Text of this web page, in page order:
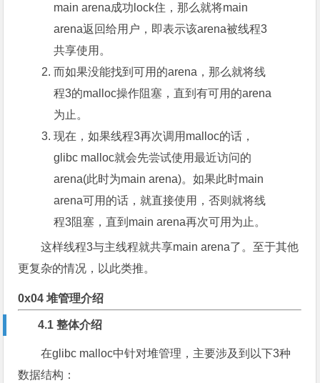
main arena成功lock住，那么就将main
arena返回给用户，即表示该arena被线程3
共享使用。
而如果没能找到可用的arena，那么就将线
程3的malloc操作阻塞，直到有可用的arena
为止。
现在，如果线程3再次调用malloc的话，
glibc malloc就会先尝试使用最近访问的
arena(此时为main arena)。如果此时main
arena可用的话，就直接使用，否则就将线
程3阻塞，直到main arena再次可用为止。
这样线程3与主线程就共享main arena了。至于其他
更复杂的情况，以此类推。
0x04 堆管理介绍
4.1 整体介绍
在glibc malloc中针对堆管理，主要涉及到以下3种
数据结构：